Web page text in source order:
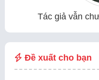
Tác giả vẫn
Đề xuất cho bạn